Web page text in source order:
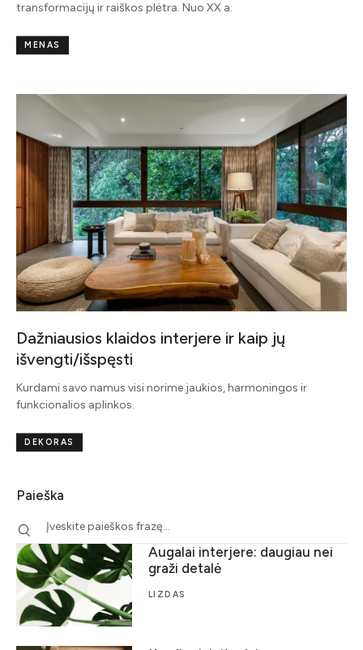
transformacijų ir raiškos plėtra. Nuo XX a.
MENAS
Dažniausios klaidos interjere ir kaip jų
išvengti/išspęsti
Kurdami savo namus visi norime jaukios, harmoningos ir
funkcionalios aplinkos.
DEKORAS
Paieška
Augalai interjere: daugiau nei
graži detalė
LIZDAS